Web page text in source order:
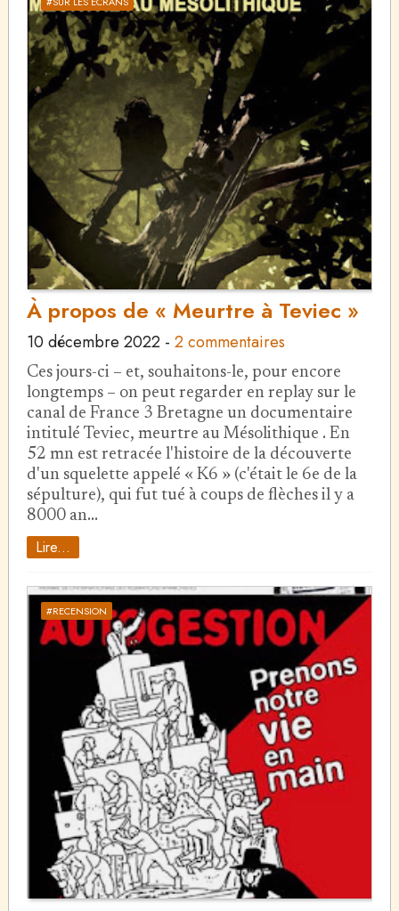
À propos de « Meurtre à Teviec »
10 décembre 2022- 2 commentaires
Ces jours-ci – et, souhaitons-le, pour encore
longtemps – on peut regarder en replay sur le
canal de France 3 Bretagne un documentaire
intitulé Teviec, meurtre au Mésolithique . En
52 mn est retracée l'histoire de la découverte
d'un squelette appelé « K6 » (c'était le 6e de la
sépulture), qui fut tué à coups de flèches il y a
8000 an…
Lire...
#RECENSION